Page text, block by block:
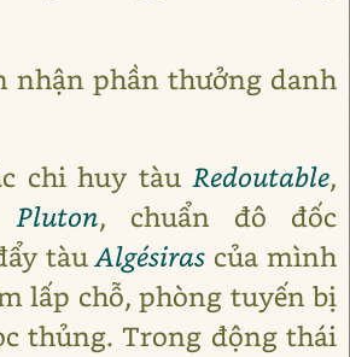
nhận phần thưởng danh
chi huy tàuRedoutable,
Pluton, chuẩn đô đốc
tàuAlgésiras của mình
lấp chỗ, phòng tuyến bị
thủng. Trong động thái